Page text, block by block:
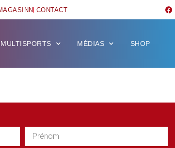
CONTACT
MULTISPORTS MÉDIAS SHOP